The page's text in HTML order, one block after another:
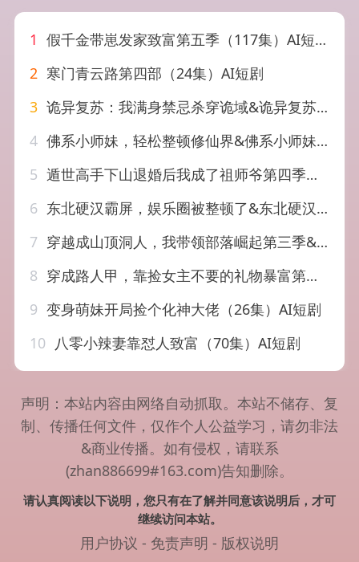
1 假千金带崽发家致富第五季（117集）AI短剧
2 寒门青云路第四部（24集）AI短剧
3 诡异复苏：我满身禁忌杀穿诡域&诡异复苏我满身禁忌杀穿诡域（48集）AI短剧
4 佛系小师妹，轻松整顿修仙界&佛系小师妹轻松整顿修仙界（46集）AI短剧
5 遁世高手下山退婚后我成了祖师爷第四季（93集）AI短剧
6 东北硬汉霸屏，娱乐圈被整顿了&东北硬汉霸屏娱乐圈被整顿了（30集）AI短剧
7 穿越成山顶洞人，我带领部落崛起第三季&穿越成山顶洞人我带领部落崛起第三季（36集）AI短剧
8 穿成路人甲，靠捡女主不要的礼物暴富第二季&穿成路人甲靠捡女主不要的礼物暴富第二季（30集）AI短剧
9 变身萌妹开局捡个化神大佬（26集）AI短剧
10 八零小辣妻靠怼人致富（70集）AI短剧
声明：本站内容由网络自动抓取。本站不储存、复
制、传播任何文件，仅作个人公益学习，请勿非法
&商业传播。如有侵权，请联系
(zhan886699#163.com)告知删除。
请认真阅读以下说明，您只有在了解并同意该说明后，才可
继续访问本站。
用户协议 - 免责声明 - 版权说明